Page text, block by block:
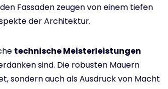
Fassaden zeugen von einem tiefen
der Architektur.
technische Meisterleistungen
sind. Die robusten Mauern
sondern auch als Ausdruck von Macht